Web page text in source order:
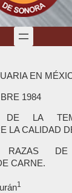
EN
1984
DE LA
LA CALIDAD
DE
CARNE.
1